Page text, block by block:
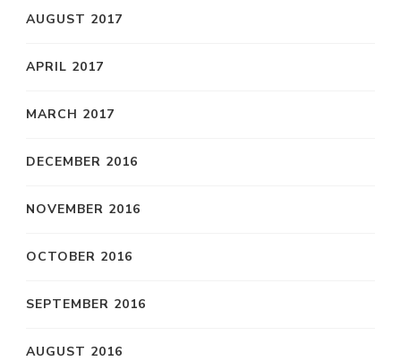
AUGUST 2017
APRIL 2017
MARCH 2017
DECEMBER 2016
NOVEMBER 2016
OCTOBER 2016
SEPTEMBER 2016
AUGUST 2016